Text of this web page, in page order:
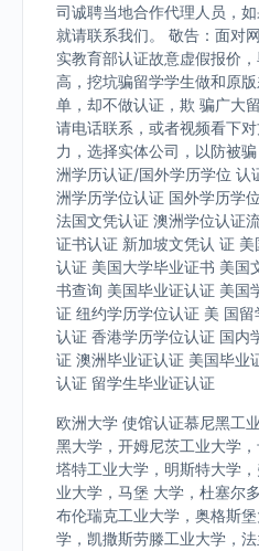
司诚聘当地合作代理人员，
就请联系我们。 敬告：面对
实教育部认证故意虚假报价
高，挖坑骗留学学生做和原
单，却不做认证，欺 骗广大
请电话联系，或者视频看下
力，选择实体公司，以防被
洲学历认证/国外学历学位 认
洲学历学位认证 国外学历学
法国文凭认证 澳洲学位认证
证书认证 新加坡文凭认 证
认证 美国大学毕业证书 美国
书查询 美国毕业证认证 美国
证 纽约学历学位认证 美 国
认证 香港学历学位认证 国内
证 澳洲毕业证认证 美国毕业
认证 留学生毕业证认证
欧洲大学 使馆认证慕尼黑工
黑大学，开姆尼茨工业大学
塔特工业大学，明斯特大学
业大学，马堡 大学，杜塞尔
布伦瑞克工业大学，奥格斯
学，凯撒斯劳滕工业大学，